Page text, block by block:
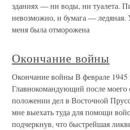
зданиях — ни воды, ни туалета.
невозможно, и бумага — ледяная.
меня была отморожена
Окончание войны
Окончание войны В феврале 1945
Главнокомандующий после моего
положении дел в Восточной
мне выехать туда для помощи
подчеркнув, что быстрейшая